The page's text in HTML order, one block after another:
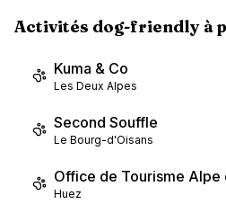
Activités dog-friendly à
Kuma & Co
Les Deux Alpes
Second Souffle
Le Bourg-d'Oisans
Office de Tourisme Alpe
Huez